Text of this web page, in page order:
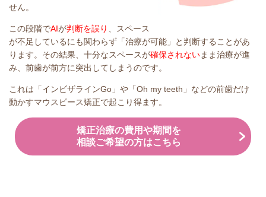
せん。
この段階でAIが判断を誤り 、スペース
が不足しているにも関わらず「治療が可能」と判断することがあ
ります。その結果、十分なスペースが確保されないまま治療が進
み、前歯が前方に突出してしまうのです。
これは「インビザラインGo」や「Oh my teeth」などの前歯だけ
動かすマウスピース矯正で起こり得ます。
矯正治療の費用や期間を
相談ご希望の方はこちら